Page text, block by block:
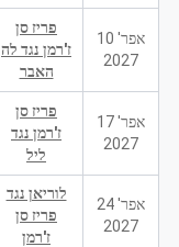
אפר' 10
2027
פריז סן
ז'רמן נגד לה
האבר
אפר' 17
2027
פריז סן
ז'רמן נגד
ליל
אפר' 24
2027
לוריאן נגד
פריז סן
ז'רמן